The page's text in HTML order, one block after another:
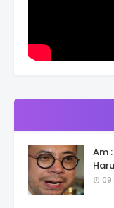
Am